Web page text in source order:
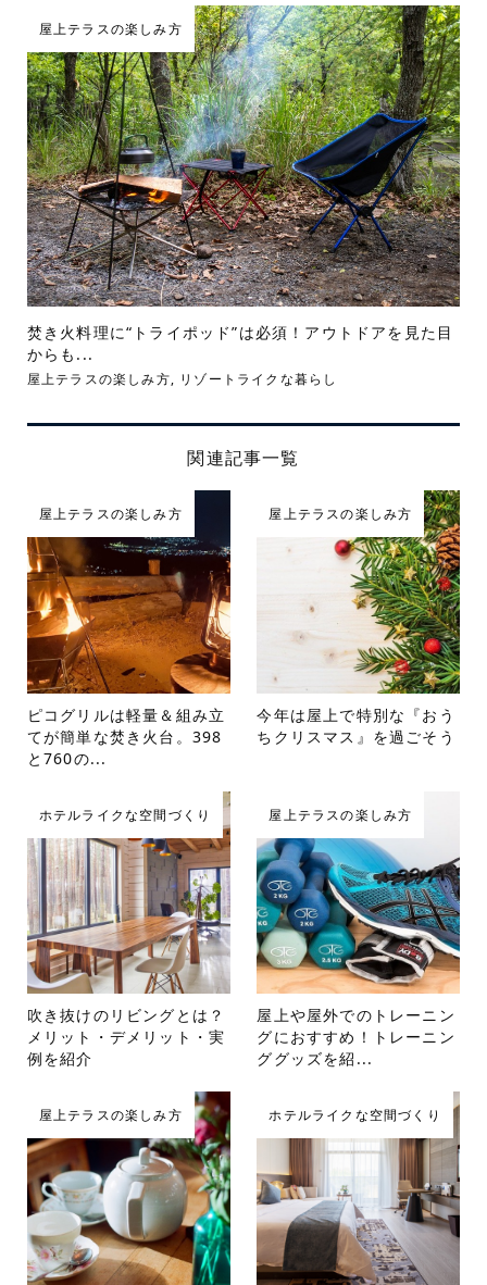
屋上テラスの楽しみ方
焚き火料理に“トライポッド”は必須！アウトドアを見た目
からも...
屋上テラスの楽しみ方, リゾートライクな暮らし
関連記事一覧
屋上テラスの楽しみ方
ピコグリルは軽量＆組み立
てが簡単な焚き火台。398
と760の...
屋上テラスの楽しみ方
今年は屋上で特別な『おう
ちクリスマス』を過ごそう
ホテルライクな空間づくり
吹き抜けのリビングとは？
メリット・デメリット・実
例を紹介
屋上テラスの楽しみ方
屋上や屋外でのトレーニン
グにおすすめ！トレーニン
ググッズを紹...
屋上テラスの楽しみ方 ホテルライクな空間づくり